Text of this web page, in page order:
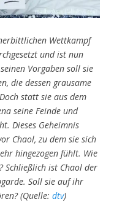
Wettkampf
und ist nun
Vorgaben soll sie
die dessen grausame
statt sie aus dem
seine Feinde und
Dieses Geheimnis
Chaol, zu dem sie sich
hingezogen fühlt. Wie
Schließlich ist Chaol der
Soll sie auf ihr
(Quelle: dtv)